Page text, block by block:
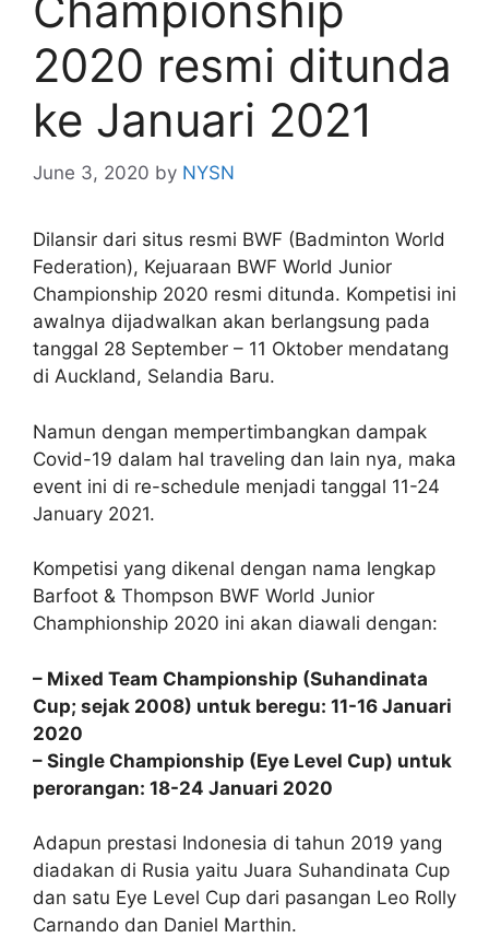
2020 resmi ditunda
ke Januari 2021
June 3, 2020 by NYSN
Dilansir dari situs resmi BWF (Badminton World
Federation), Kejuaraan BWF World Junior
Championship 2020 resmi ditunda. Kompetisi ini
awalnya dijadwalkan akan berlangsung pada
tanggal 28 September – 11 Oktober mendatang
di Auckland, Selandia Baru.
Namun dengan mempertimbangkan dampak
Covid-19 dalam hal traveling dan lain nya, maka
event ini di re-schedule menjadi tanggal 11-24
January 2021.
Kompetisi yang dikenal dengan nama lengkap
Barfoot & Thompson BWF World Junior
Champhionship 2020 ini akan diawali dengan:
– Mixed Team Championship (Suhandinata
Cup; sejak 2008) untuk beregu: 11-16 Januari
2020
– Single Championship (Eye Level Cup) untuk
perorangan: 18-24 Januari 2020
Adapun prestasi Indonesia di tahun 2019 yang
diadakan di Rusia yaitu Juara Suhandinata Cup
dan satu Eye Level Cup dari pasangan Leo Rolly
Carnando dan Daniel Marthin.